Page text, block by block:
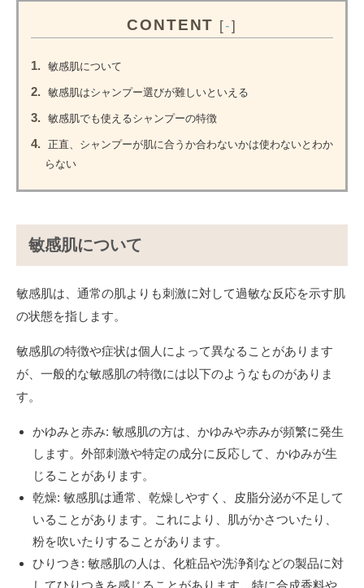
CONTENT [-]
1. 敏感肌について
2. 敏感肌はシャンプー選びが難しいといえる
3. 敏感肌でも使えるシャンプーの特徴
4. 正直、シャンプーが肌に合うか合わないかは使わないとわか
らない
敏感肌について
敏感肌は、通常の肌よりも刺激に対して過敏な反応を示す肌
の状態を指します。
敏感肌の特徴や症状は個人によって異なることがあります
が、一般的な敏感肌の特徴には以下のようなものがありま
す。
かゆみと赤み: 敏感肌の方は、かゆみや赤みが頻繁に発生
します。外部刺激や特定の成分に反応して、かゆみが生
じることがあります。
乾燥: 敏感肌は通常、乾燥しやすく、皮脂分泌が不足して
いることがあります。これにより、肌がかさついたり、
粉を吹いたりすることがあります。
ひりつき: 敏感肌の人は、化粧品や洗浄剤などの製品に対